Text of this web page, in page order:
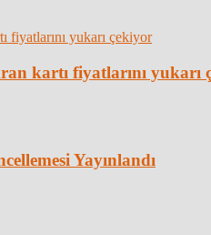
kartı fiyatlarını yukarı
Yayınlandı